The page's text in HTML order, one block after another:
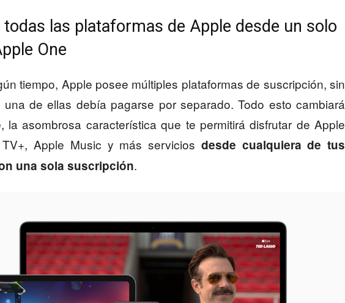
las plataformas de Apple desde un solo
One
tiempo, Apple posee múltiples plataformas de suscripción, sin
de ellas debía pagarse por separado. Todo esto cambiará
la asombrosa característica que te permitirá disfrutar de Apple
Apple Music y más servicios desde cualquiera de tus
una sola suscripción.